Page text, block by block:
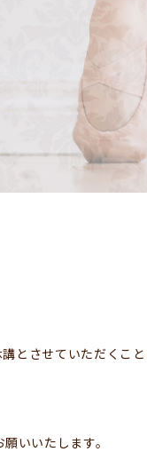
とさせていただくこ
いいたします。